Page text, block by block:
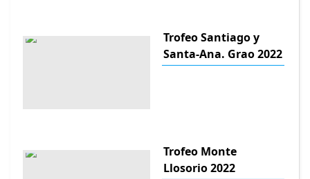
Trofeo Santiago y
Santa-Ana. Grao 2022
Trofeo Monte
Llosorio 2022